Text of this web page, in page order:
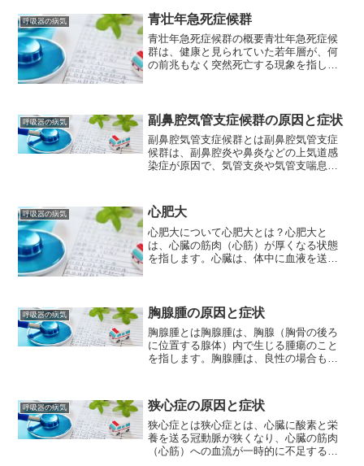
損症がなぜ起こるのか、...
呼吸器の病気 青壮年急死症候群
青壮年急死症候群の概要青壮年急死症候
群は、健康と見られていた若年層が、何
の前兆もなく突然死亡する現象を指しま
く存在します。原因青壮年急...
呼吸器の病気 副鼻腔気管支症候群の原因と症状
副鼻腔気管支症候群とは副鼻腔気管支症
候群は、副鼻腔炎や鼻炎などの上気道感
染症が原因で、気管支炎や気管支喘息な
の炎症が進行すると、鼻汁や粘液が鼻咽
腔にたまり、喉の奥にある...
呼吸器の病気 心肥大
心肥大について心肥大とは？心肥大と
は、心臓の筋肉（心筋）が厚くなる状態
を指します。心臓は、体中に血液を送る
ることがあります。心肥大の...
呼吸器の病気 胸腺腫の原因と症状
胸腺腫とは胸腺腫は、胸腺（胸骨の後ろ
に位置する腺体）内で生じる腫瘍のこと
を指します。胸腺腫は、良性の場合も悪
は、通常、軽度の症状しか引き起こさな
い場合がありますが、腫瘍が...
呼吸器の病気 狭心症の原因と症状
狭心症とは狭心症とは、心臓に酸素と栄
養を送る冠動脈が狭くなり、心臓の筋肉
（心筋）への血流が一時的に不足するこ